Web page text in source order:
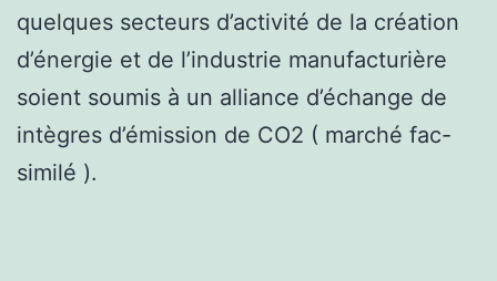
quelques secteurs d’activité de la création
d’énergie et de l’industrie manufacturière
soient soumis à un alliance d’échange de
intègres d’émission de CO2 ( marché fac-
similé ).